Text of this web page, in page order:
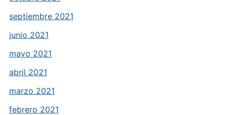
septiembre 2021
junio 2021
mayo 2021
abril 2021
marzo 2021
febrero 2021